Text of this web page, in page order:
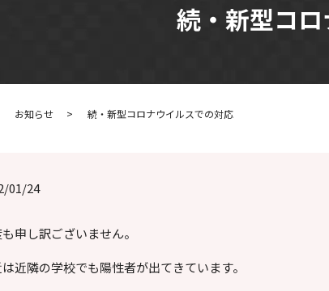
続・新型コ
お知らせ 続・新型コロナウイルスでの対応
01/24
申し訳ございません。
近隣の学校でも陽性者が出てきています。